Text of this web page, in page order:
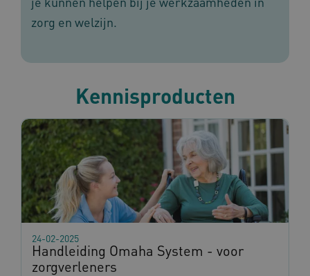
zorg en welzijn.
Kennisproducten
Handleiding Omaha System - voor
zorgverleners
24-02-2025